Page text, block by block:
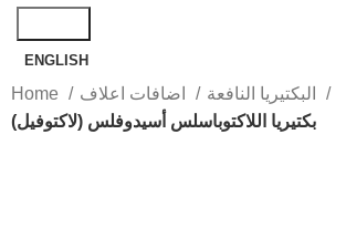
ENGLISH
Home
بكتيريا اللاكتوباسلس أسيدوفلس (لاكتوفيل)